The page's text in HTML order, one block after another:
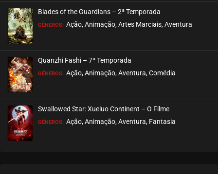
Blades of the Guardians – 2ª Temporada
GÊNEROS: Ação, Animação, Artes Marciais, Aventura
Quanzhi Fashi – 7ª Temporada
GÊNEROS: Ação, Animação, Aventura, Comédia
Swallowed Star: Xueluo Continent – O Filme
GÊNEROS: Ação, Animação, Aventura, Fantasia